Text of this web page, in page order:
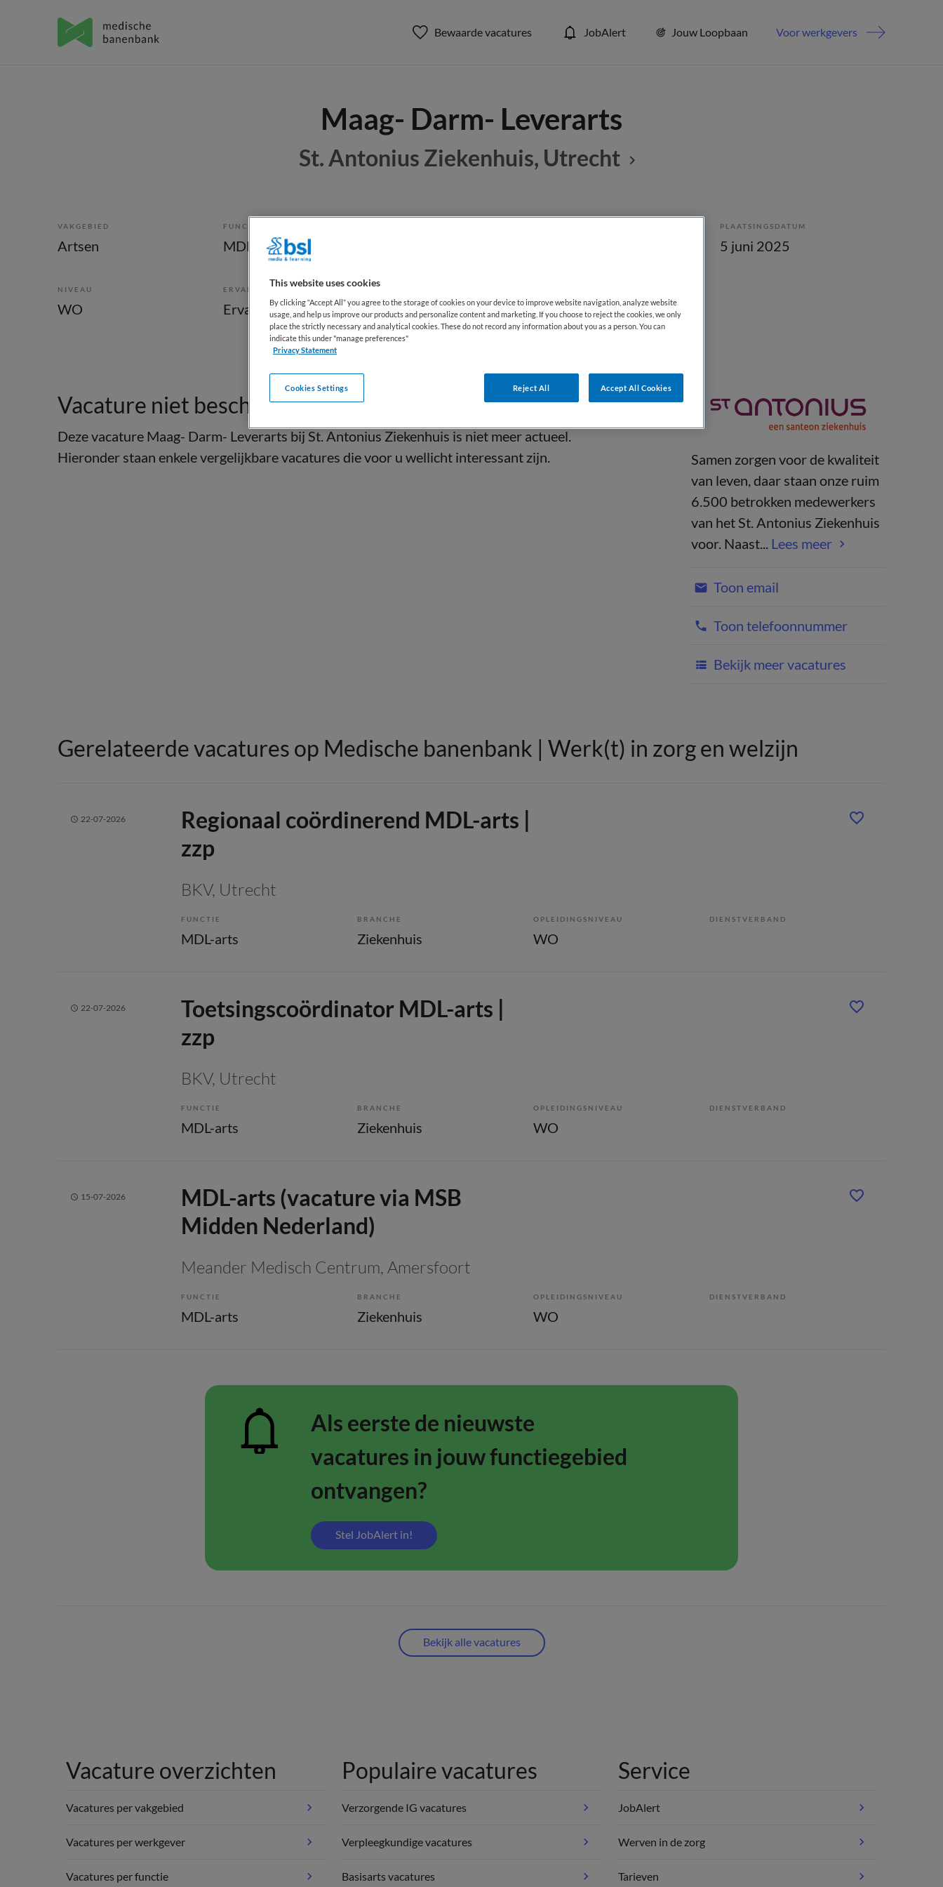
Bewaarde vacatures JobAlert Jouw Loopbaan Voor werkgevers
Maag- Darm- Leverarts
St. Antonius Ziekenhuis, Utrecht
VAKGEBIED
Artsen
FUNCTIE
MDL-arts
PLAATSINGSDATUM
5 juni 2025
NIVEAU
WO
ERVARING
Ervaren Fulltime
Vacature niet beschikbaar
Deze vacature Maag- Darm- Leverarts bij St. Antonius Ziekenhuis is niet meer actueel.
Hieronder staan enkele vergelijkbare vacatures die voor u wellicht interessant zijn.
Samen zorgen voor de kwaliteit
van leven, daar staan onze ruim
6.500 betrokken medewerkers
van het St. Antonius Ziekenhuis
voor. Naast... Lees meer
Toon email
Toon telefoonnummer
Bekijk meer vacatures
Gerelateerde vacatures op Medische banenbank | Werk(t) in zorg en welzijn
22-07-2026
Regionaal coördinerend MDL-arts |
zzp
BKV, Utrecht
FUNCTIE
MDL-arts
BRANCHE
Ziekenhuis
OPLEIDINGSNIVEAU
WO
DIENSTVERBAND
22-07-2026
Toetsingscoördinator MDL-arts |
zzp
BKV, Utrecht
FUNCTIE
MDL-arts
BRANCHE
Ziekenhuis
OPLEIDINGSNIVEAU
WO
DIENSTVERBAND
15-07-2026
MDL-arts (vacature via MSB
Midden Nederland)
Meander Medisch Centrum, Amersfoort
FUNCTIE
MDL-arts
BRANCHE
Ziekenhuis
OPLEIDINGSNIVEAU
WO
DIENSTVERBAND
Als eerste de nieuwste
vacatures in jouw functiegebied
ontvangen?
Stel JobAlert in!
Bekijk alle vacatures
Vacature overzichten
Vacatures per vakgebied
Vacatures per werkgever
Vacatures per functie
Populaire vacatures
Verzorgende IG vacatures
Verpleegkundige vacatures
Basisarts vacatures
Service
JobAlert
Werven in de zorg
Tarieven
This website uses cookies
By clicking “Accept All” you agree to the storage of cookies on your device to improve website navigation, analyze website
usage, and help us improve our products and personalize content and marketing. If you choose to reject the cookies, we only
place the strictly necessary and analytical cookies. These do not record any information about you as a person. You can
indicate this under "manage preferences"
Privacy Statement
Reject All Accept All Cookies
Cookies Settings